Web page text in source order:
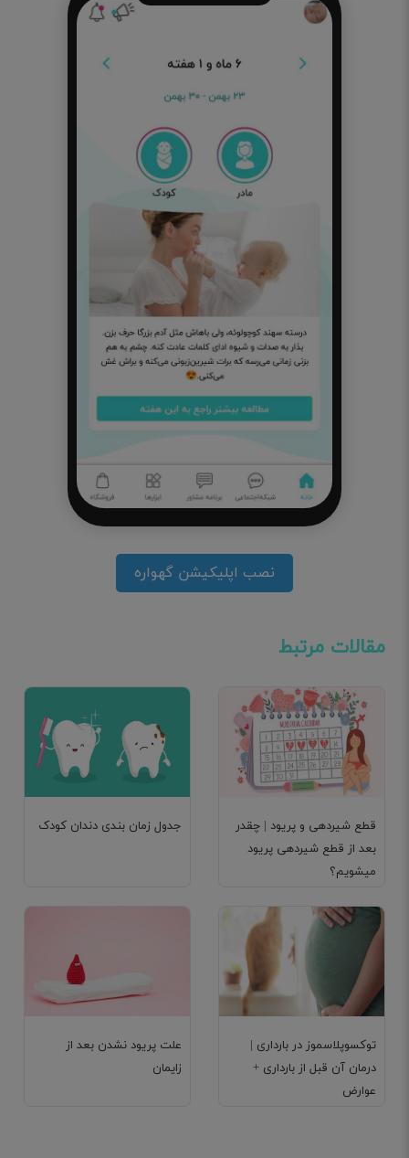
نصب اپلیکیشن گهواره
مقالات مرتبط
جدول زمان بندی دندان کودک
قطع شیردهی و پریود | چقدر
بعد از قطع شیردهی پریود
میشویم؟
علت پریود نشدن بعد از
زایمان
توکسوپلاسموز در بارداری |
درمان آن قبل از بارداری +
عوارض